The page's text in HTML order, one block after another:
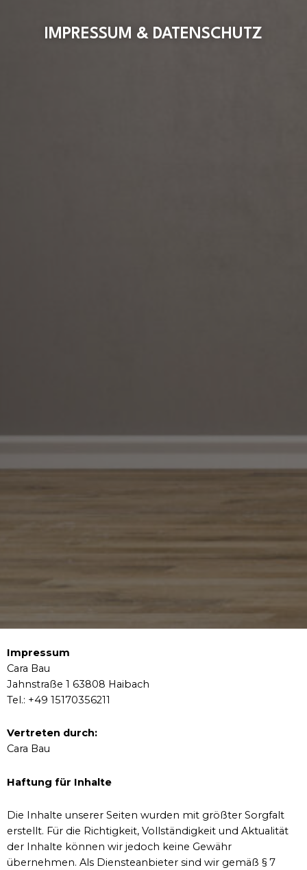
IMPRESSUM & DATENSCHUTZ
Impressum
Cara Bau
Jahnstraße 1 63808 Haibach
Tel.: +49 15170356211
Vertreten durch:
Cara Bau
Haftung für Inhalte
Die Inhalte unserer Seiten wurden mit größter Sorgfalt
erstellt. Für die Richtigkeit, Vollständigkeit und Aktualität
der Inhalte können wir jedoch keine Gewähr
übernehmen. Als Diensteanbieter sind wir gemäß § 7